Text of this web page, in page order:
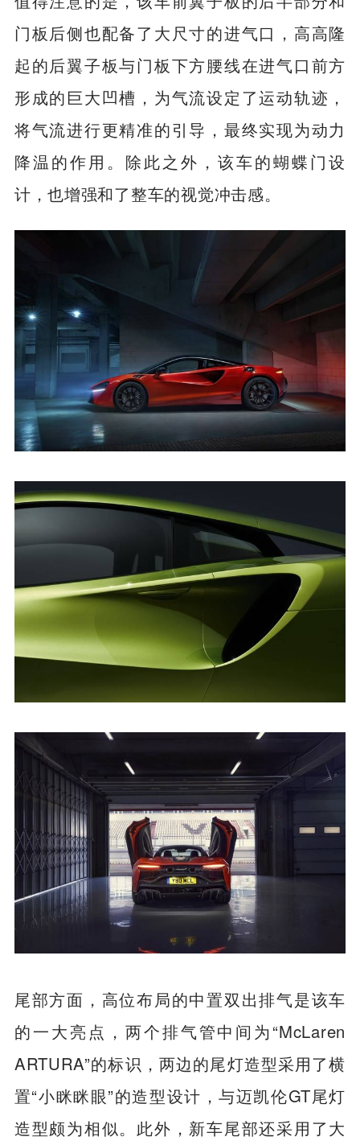
门板后侧也配备了大尺寸的进气口，高高隆
起的后翼子板与门板下方腰线在进气口前方
形成的巨大凹槽，为气流设定了运动轨迹，
将气流进行更精准的引导，最终实现为动力
降温的作用。除此之外，该车的蝴蝶门设
计，也增强和了整车的视觉冲击感。
尾部方面，高位布局的中置双出排气是该车
的一大亮点，两个排气管中间为“McLaren
ARTURA”的标识，两边的尾灯造型采用了横
置“小眯眯眼”的造型设计，与迈凯伦GT尾灯
造型颇为相似。此外，新车尾部还采用了大